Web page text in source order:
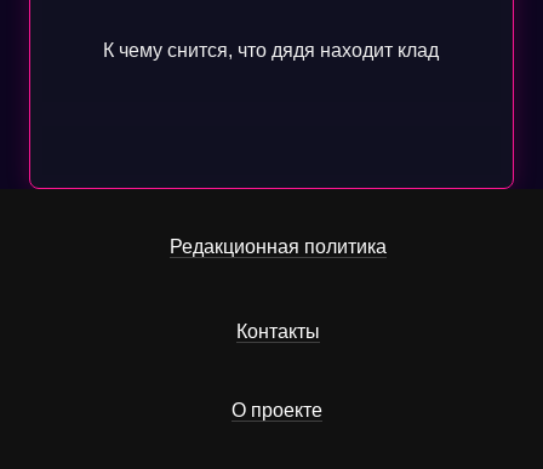
К чему снится, что дядя находит клад
Редакционная политика
Контакты
О проекте